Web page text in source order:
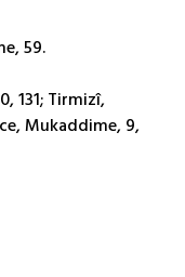
59.
131; Tirmizî,
Mukaddime, 9,